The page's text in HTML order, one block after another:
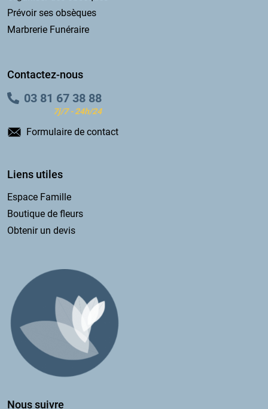
Prévoir ses obsèques
Marbrerie Funéraire
Contactez-nous
03 81 67 38 88
7j/7 - 24h/24
Formulaire de contact
Liens utiles
Espace Famille
Boutique de fleurs
Obtenir un devis
Nous suivre